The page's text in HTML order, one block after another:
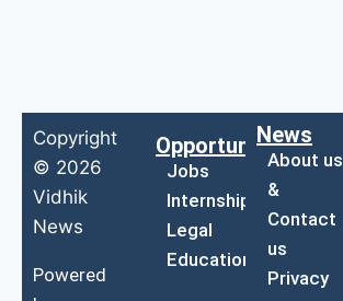
Copyright
© 2026
Vidhik
News
Powered
Opportunities
Jobs
Internship
Legal
Education
News
About us
&
Contact
us
Privacy